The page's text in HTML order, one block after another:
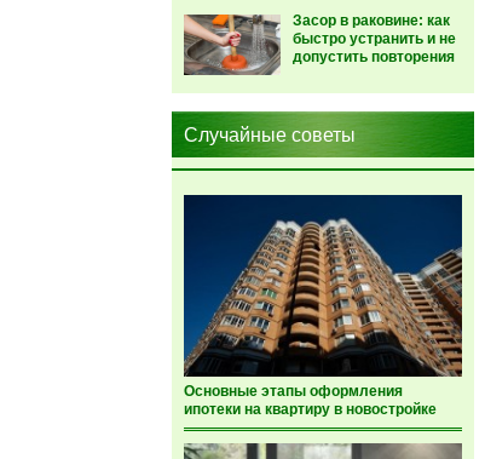
Засор в раковине: как
быстро устранить и не
допустить повторения
Случайные советы
Основные этапы оформления
ипотеки на квартиру в новостройке